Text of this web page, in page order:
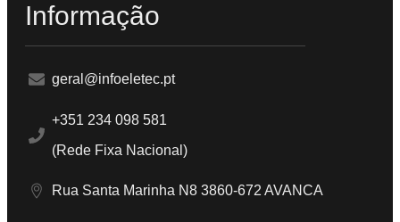
Informação
geral@infoeletec.pt
+351 234 098 581
(Rede Fixa Nacional)
Rua Santa Marinha N8 3860-672 AVANCA